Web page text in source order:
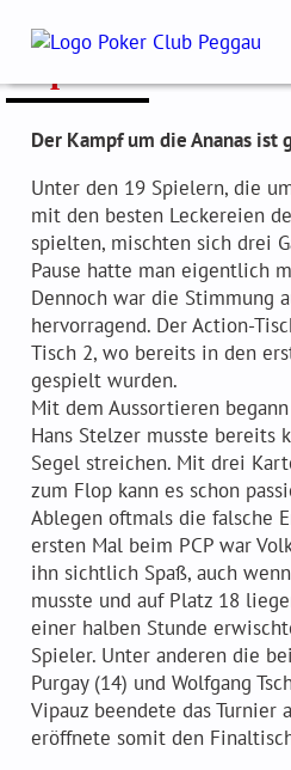
Inhalt
Club
Club
Pokercup &
Hall of
Der
Freunde &
Der Kampf um die Ananas ist
Unter den 19 Spielern, die
mit den besten Leckereien
spielten, mischten sich drei
Pause hatte man eigentlich
Dennoch war die Stimmung
hervorragend. Der Action-
Tisch 2, wo bereits in den
gespielt wurden.
Mit dem Aussortieren
Hans Stelzer musste bereits
Segel streichen. Mit drei
zum Flop kann es schon
Ablegen oftmals die falsche
ersten Mal beim PCP war
ihn sichtlich Spaß, auch
musste und auf Platz 18
einer halben Stunde
Spieler. Unter anderen die
Purgay (14) und Wolfgang
Vipauz beendete das Turnier
eröffnete somit den